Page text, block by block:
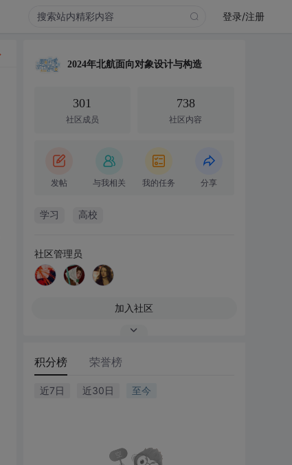
登录/注册
2024年北航面向对象设计与构造
301
社区成员
738
社区内容
发帖 与我相关 我的任务 分享
学习 高校
社区管理员
加入社区
积分榜 荣誉榜
近7日 近30日 至今